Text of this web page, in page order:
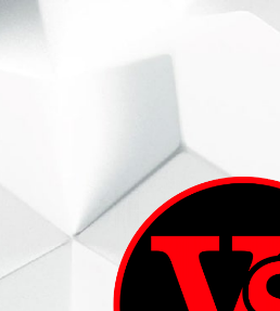
ВИННЫЙ СКЛАД